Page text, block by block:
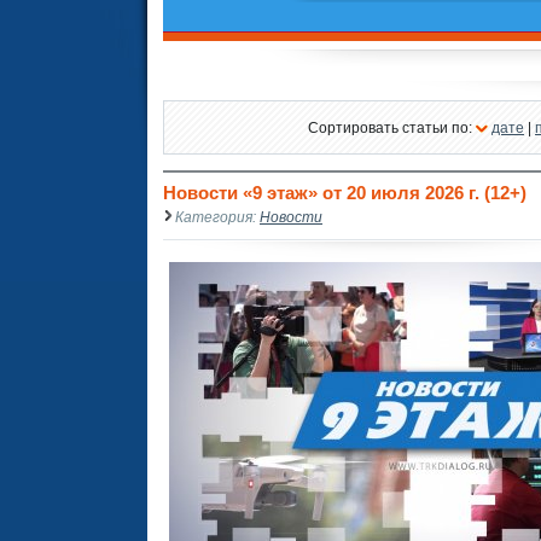
Сортировать статьи по: дате |
Новости «9 этаж» от 20 июля 2026 г. (12+)
Категория: Новости